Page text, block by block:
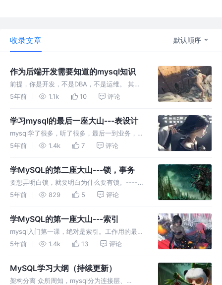
收录文章 默认顺序
作为后端开发需要知道的mysql知识
前提，你是开发，不是DBA，不是运维。 其
次，一下均为建议，具体还是以公司规定为准。
utf8,需要存表情一般是utf8mb4。 数据表、字
段必须写注释，
5年前 1.1k 10 评论
学习mysql的最后一座大山---表设计
mysql学了很多，听了很多，最后一到业务，还
是不知道从哪里下手，这也是从学习到入行的最
第一范式：要求有主键，并且要求每一个字段原
子性不可再分 第二范式：
5年前 1.4k 7 评论
学MySQL的第二座大山---锁，事务
要想弄明白锁，就要明白为什么要有锁。----为
了数据一致性。 为什么数据会不一致？服务端
据，大家一起看，很OK。但是我要修改数据，
你别动了，我就加个锁。
5年前 829 5 评论
学MySQL的第一座大山---索引
mysql入门第一课，绝对是索引。工作用的最多
的，还是索引。DBA看到慢日志，甩过来让你优
很多遍，还是没有真正弄明白。 首先，你要知
道索引是怎么实现的。 My
5年前 1.4k 13 评论
MySQL学习大纲（持续更新）
架构分离 众所周知，mysql分为连接层、